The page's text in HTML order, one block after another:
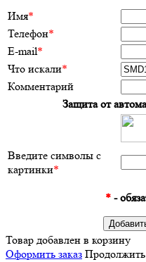
Имя*
Телефон*
E-mail*
Что искали*
Комментарий
Защита от
Введите символы с
картинки*
*-
Товар добавлен в корзину
Оформить заказ